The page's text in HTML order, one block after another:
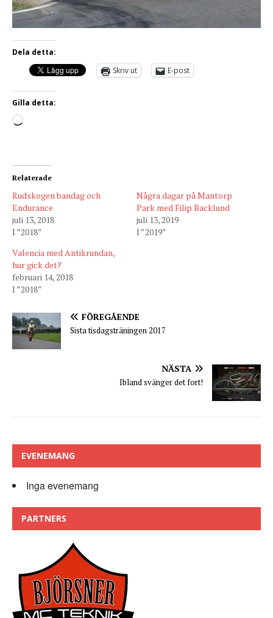
Dela detta:
Skriv ut
E-post
Gilla detta:
Relaterade
Rudskogen bandag och
Endurance
juli 13, 2018
I ”2018”
Några dagar på Mantorp
Park med Filip Backlund
juli 13, 2019
I ”2019”
Valencia med Antikrundan,
hur gick det?
februari 14, 2018
I ”2018”
FÖREGÅENDE
Sista tisdagsträningen 2017
NÄSTA
Ibland svänger det fort!
EVENEMANG
Inga evenemang
PARTNERS